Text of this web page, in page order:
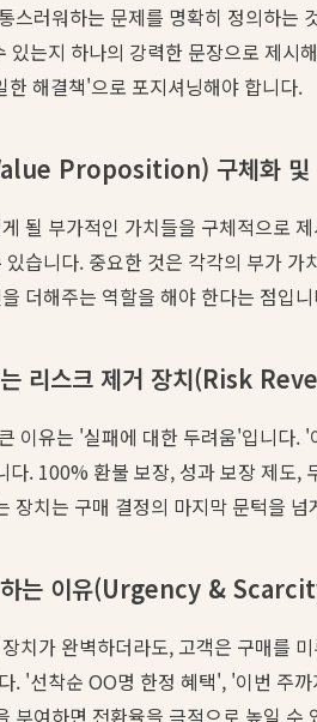
스러워하는 문제를 명확히 정의하는
있는지 하나의 강력한 문장으로 제시
해결책'으로 포지셔닝해야 합니다.
Proposition) 구체화 및
될 부가적인 가치들을 구체적으로
습니다. 중요한 것은 각각의 부가
더해주는 역할을 해야 한다는 점입
리스크 제거 장치(Risk
이유는 '실패에 대한 두려움'입니다.
다. 100% 환불 보장, 성과 보장 제도,
장치는 구매 결정의 마지막 문턱을
하는 이유(Urgency &
치가 완벽하더라도, 고객은 구매를
. '선착순 OO명 한정 혜택', '이번 주
부여하면 전환율을 극적으로 높일 수